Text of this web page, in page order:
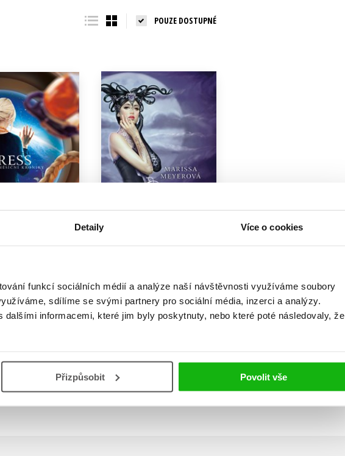
Detaily Více o cookies
funkcí sociálních médií a analýze naší návštěvnosti využíváme soubory
sdílíme se svými partnery pro sociální média, inzerci a analýzy.
dalšími informacemi, které jim byly poskytnuty, nebo které poté následovaly, že
Přizpůsobit Povolit vše
- naučné pro děti
a zahrada
Young adult (SK)
POUZE DOSTUPNÉ
Meyerová
Kč499 Kč
Do košíku
359 Kč449 Kč
Do košíku
Zobraz záznamů